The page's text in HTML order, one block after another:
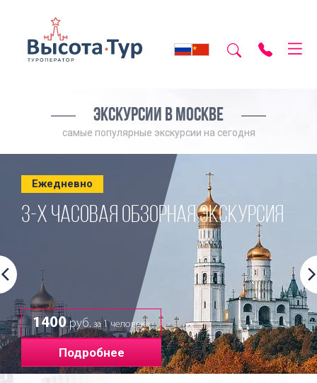
ЭКСКУРСИИ В МОСКВЕ
самые популярные экскурсии на сегодня
Ежедневно
3-Х ЧАСОВАЯ ОБЗОРНАЯ ЭКСКУРСИЯ
1400руб. за 1 человека
Подробнее